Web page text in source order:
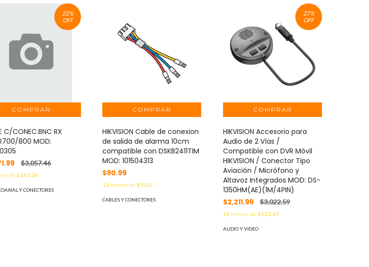
22%
OFF
C/CONEC.BNC RX
800 MOD:
$3,057.46
de$143.34
Y CONECTORES
HIKVISION Cable de conexion
de salida de alarma 10cm
compatible con DSKB2411TIM
MOD: 101504313
$90.99
12meses de$9.41
CABLES Y CONECTORES
27%
OFF
HIKVISION Accesorio para
Audio de 2 Vías /
Compatible con DVR Móvil
HIKVISION / Conector Tipo
Aviación / Micrófono y
Altavoz Integrados MOD: DS-
1350HM(AE)(1M/4PIN)
$2,211.99
$3,022.59
24meses de$133.67
AUDIO Y VIDEO